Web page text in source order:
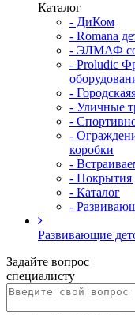
Каталог
- ДиКом
- Romana
- ЭЛМАФ
- Proludic
-
- Уличные
-
-
коробки
-
- Покрытия
- Каталог
-
Развивающие
Задайте вопрос
специалисту